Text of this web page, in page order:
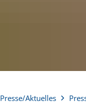
Presse/Aktuelles